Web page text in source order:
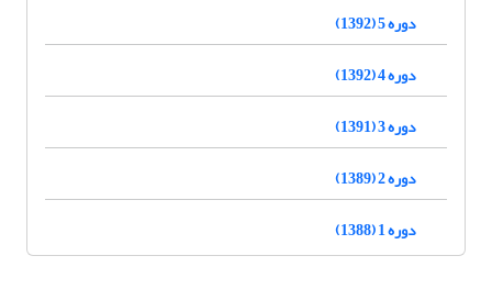
دوره 5 (1392)
دوره 4 (1392)
دوره 3 (1391)
دوره 2 (1389)
دوره 1 (1388)